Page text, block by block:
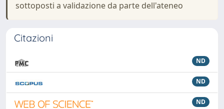
sottoposti a validazione da parte dell'ateneo
Citazioni
ND
ND
ND